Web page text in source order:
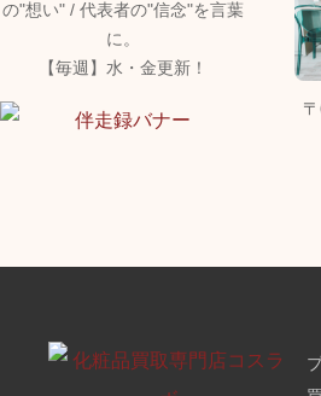
の"想い" / 代表者の"信念"を言葉
に。
【毎週】水・金更新！